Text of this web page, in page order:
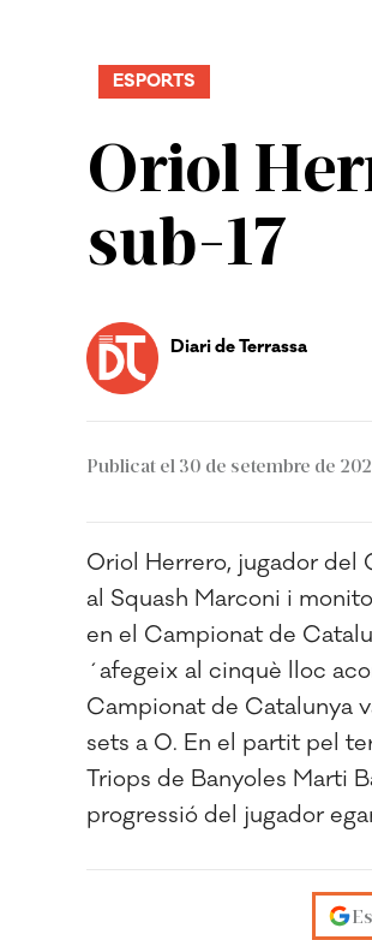
Oriol
sub-17
ESPORTS
Diari de Terrassa
Publicat el 30 de setembre de
Oriol Herrero, jugador del
al Squash Marconi i
en el Campionat de
´afegeix al cinquè lloc
Campionat de Catalunya
sets a 0. En el partit pel
Triops de Banyoles Marti
progressió del jugador